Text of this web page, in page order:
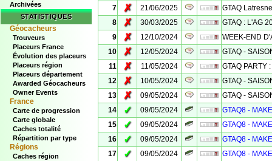
Archivées
STATISTIQUES
Géocacheurs
Trouveurs
Placeurs France
Évolution des placeurs
Placeurs région
Placeurs département
Awarded Géocacheurs
Owner Events
France
Carte de progression
Carte globale
Caches totalité
Répartition par type
Régions
Caches région
7
✗ 21/06/2025
GTAQ Latresne
8
✗ 30/03/2025
GTAQ : L'AG
9
✗ 12/10/2024
WEEK-END
10
✗ 12/05/2024
GTAQ -
11
✗ 11/05/2024
GTAQ PARTY
12
✗ 10/05/2024
GTAQ -
13
✗ 09/05/2024
GTAQ -
14
✓ 09/05/2024
GTAQ8 -
15
✓ 09/05/2024
GTAQ8 -
16
✓ 09/05/2024
GTAQ8 -
17
✓ 09/05/2024
GTAQ8 -